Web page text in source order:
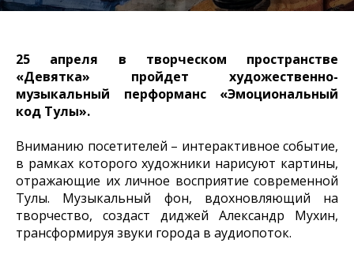
25 апреля в творческом пространстве
«Девятка» пройдет художественно-
музыкальный перформанс «Эмоциональный
код Тулы».
Вниманию посетителей – интерактивное событие,
в рамках которого художники нарисуют картины,
отражающие их личное восприятие современной
Тулы. Музыкальный фон, вдохновляющий на
творчество, создаст диджей Александр Мухин,
трансформируя звуки города в аудиопоток.